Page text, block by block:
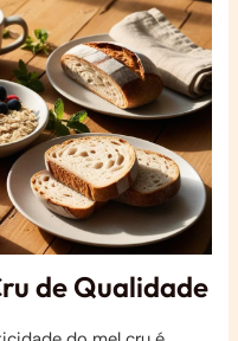
de Qualidade